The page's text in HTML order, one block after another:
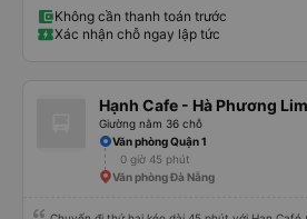
Không cần thanh toán trước
Xác nhận chỗ ngay lập tức
Hạnh Cafe - Hà Phương
Giường nằm 36 chỗ
Văn phòng Quận 1
0 giờ 45 phút
Văn phòng Đà Nẵng